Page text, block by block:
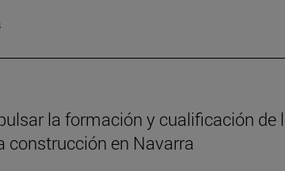
la formación y cualificación de
construcción en Navarra